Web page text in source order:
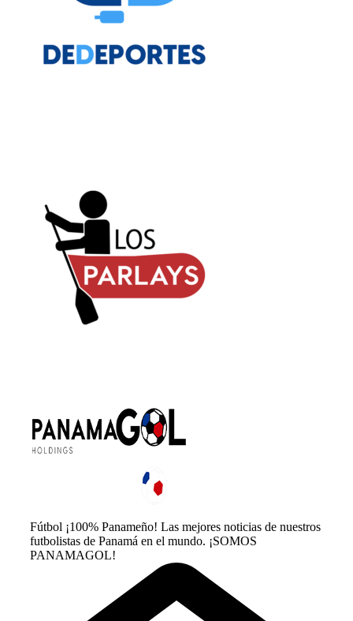
Fútbol ¡100% Panameño! Las mejores noticias de nuestros
futbolistas de Panamá en el mundo. ¡SOMOS
PANAMAGOL!